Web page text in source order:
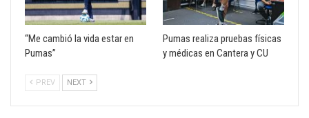
“Me cambió la vida estar en
Pumas”
Pumas realiza pruebas físicas
y médicas en Cantera y CU
PREV NEXT